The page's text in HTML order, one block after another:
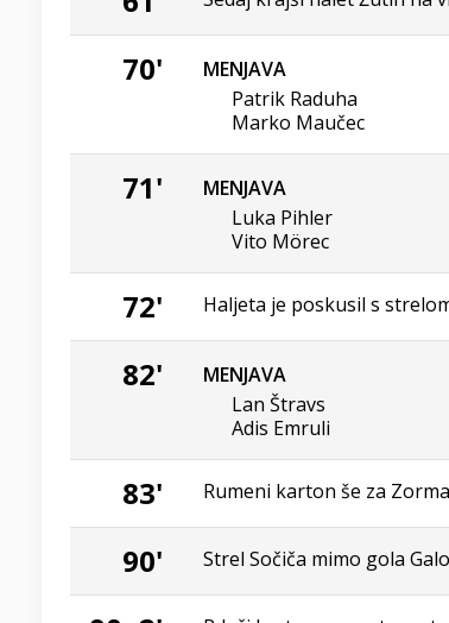
70'
MENJAVA
Patrik Raduha
Marko Maučec
71'
MENJAVA
Luka Pihler
Vito Mörec
72' Haljeta je poskusil s
82'
MENJAVA
Lan Štravs
Adis Emruli
83' Rumeni karton še za
90' Strel Sočiča mimo gola